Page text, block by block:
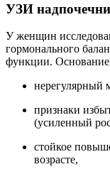
УЗИ
У женщин
гормонального
функции.
нерегулярный
признаки
(усиленный
стойкое
возрасте,